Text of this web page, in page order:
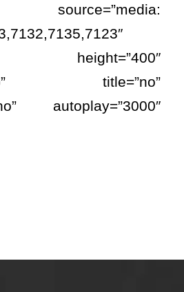
height=”400″
title=”no”
autoplay=”3000″